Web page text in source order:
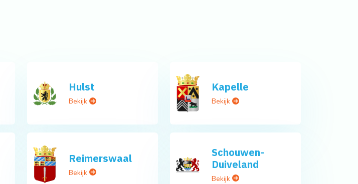
Hulst
Bekijk
Kapelle
Bekijk
Reimerswaal
Bekijk
Schouwen-
Duiveland
Bekijk